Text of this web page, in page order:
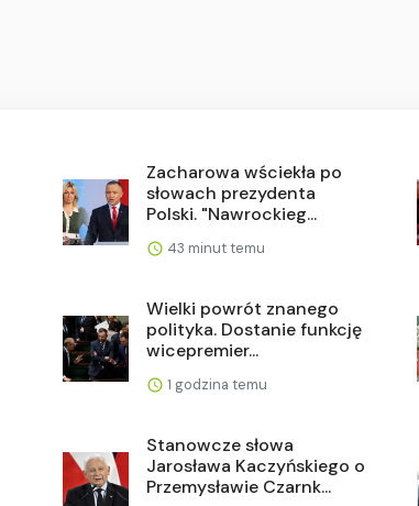
Zacharowa wściekła po
słowach prezydenta
Polski. "Nawrockieg...
43 minut temu
Wielki powrót znanego
polityka. Dostanie funkcję
wicepremier...
1 godzina temu
Stanowcze słowa
Jarosława Kaczyńskiego o
Przemysławie Czarnk...